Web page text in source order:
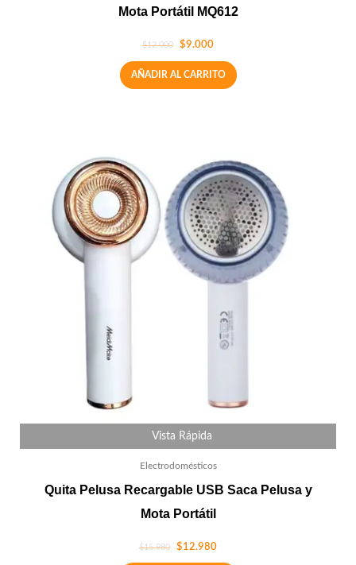
Mota Portátil MQ612
$12.000 $9.000
AÑADIR AL CARRITO
Vista Rápida
Electrodomésticos
Quita Pelusa Recargable USB Saca Pelusa y
Mota Portátil
$15.980 $12.980